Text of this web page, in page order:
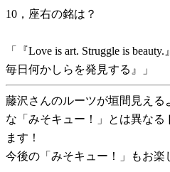
10，座右の銘は？
「『Love is art. Struggle is
毎日何かしらを発見する』」
藤沢さんのルーツが垣間見え
な「みそキュー！」とは異なる
ます！
今後の「みそキュー！」もお